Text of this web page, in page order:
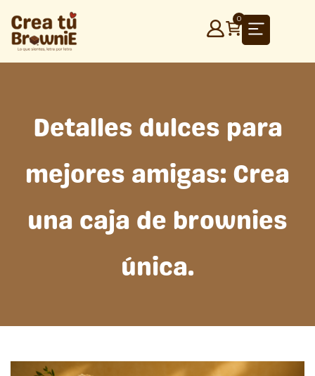
contenido
0
Detalles dulces para
mejores amigas: Crea
una caja de brownies
única.